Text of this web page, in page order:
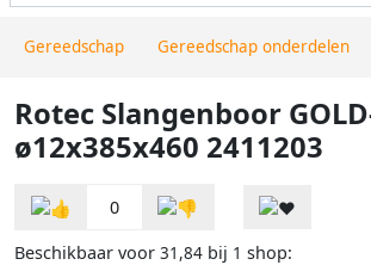
Gereedschap Gereedschap onderdelen
Rotec Slangenboor
ø12x385x460 2411203
0
Beschikbaar voor 31,84 bij 1 shop: